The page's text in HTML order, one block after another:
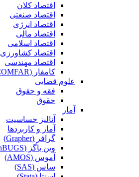
اقتصاد کلان
اقتصاد صنعتی
اقتصاد انرژی
اقتصاد مالی
اقتصاد اسلامی
اقتصاد کشاورزی
اقتصاد مهندسی
کامفار (COMFAR)
علوم قضایی
فقه و حقوق
حقوق
آمار
آنالیز حساسیت
آمار و کاربردها
گرافر (Grapher)
وین باگز (WinBUGS)
آموس (AMOS)
ساس (SAS)